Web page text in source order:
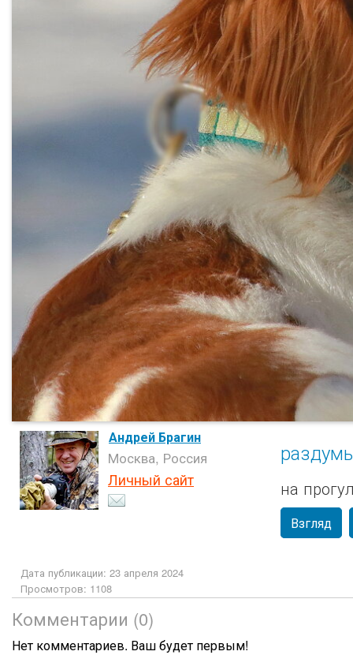
Андрей Брагин
Москва, Россия
Личный сайт на
Взгляд
Дата публикации: 23 апреля 2024
Просмотров: 1108
Комментарии (0)
Нет комментариев. Ваш будет первым!